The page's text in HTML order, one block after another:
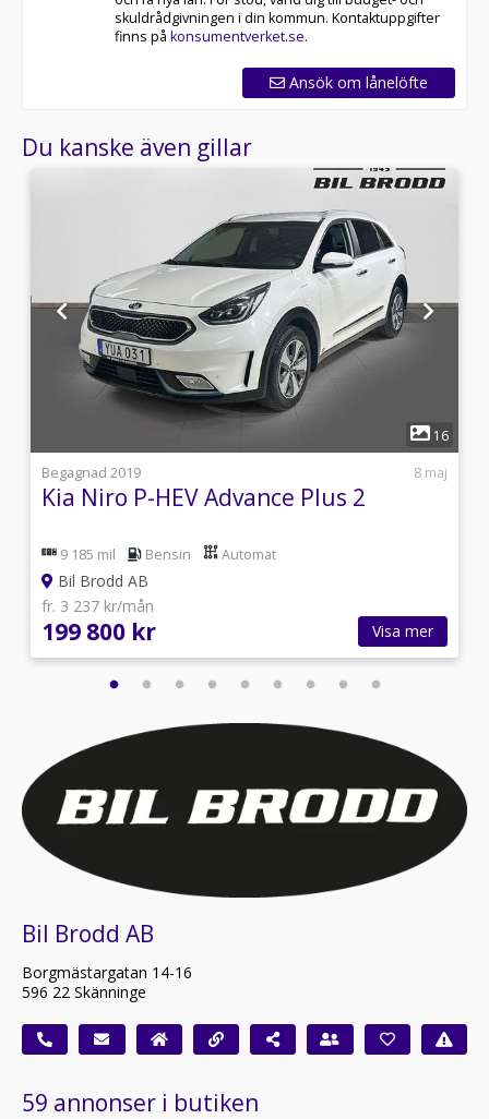
skuldrådgivningen i din kommun. Kontaktuppgifter
finns på konsumentverket.se.
Ansök om lånelöfte
Du kanske även gillar
16
Begagnad 2019
8 maj
Kia Niro P-HEV Advance Plus 2
9 185 mil Bensin Automat
Bil Brodd AB
fr. 3 237 kr/mån
199 800 kr Visa mer
Bil Brodd AB
Borgmästargatan 14-16
596 22 Skänninge
59 annonser i butiken